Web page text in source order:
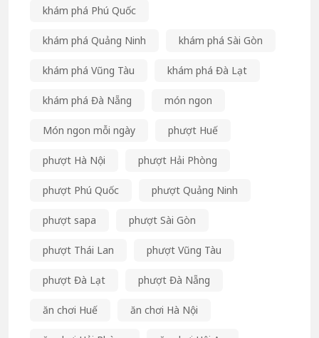
khám phá Phú Quốc
khám phá Quảng Ninh khám phá Sài Gòn
khám phá Vũng Tàu khám phá Đà Lạt
khám phá Đà Nẵng món ngon
Món ngon mỗi ngày phượt Huế
phượt Hà Nội phượt Hải Phòng
phượt Phú Quốc phượt Quảng Ninh
phượt sapa phượt Sài Gòn
phượt Thái Lan phượt Vũng Tàu
phượt Đà Lạt phượt Đà Nẵng
ăn chơi Huế ăn chơi Hà Nội